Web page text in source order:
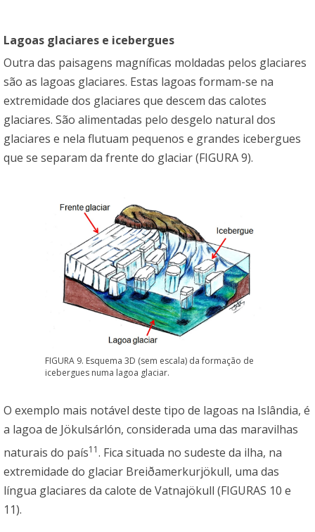
Lagoas glaciares e icebergues
Outra das paisagens magníficas moldadas pelos glaciares
são as lagoas glaciares. Estas lagoas formam-se na
extremidade dos glaciares que descem das calotes
glaciares. São alimentadas pelo desgelo natural dos
glaciares e nela flutuam pequenos e grandes icebergues
que se separam da frente do glaciar (FIGURA 9).
FIGURA 9. Esquema 3D (sem escala) da formação de
icebergues numa lagoa glaciar.
O exemplo mais notável deste tipo de lagoas na Islândia, é
a lagoa de Jökulsárlón, considerada uma das maravilhas
naturais do país11. Fica situada no sudeste da ilha, na
extremidade do glaciar Breiðamerkurjökull, uma das
língua glaciares da calote de Vatnajökull (FIGURAS 10 e
11).